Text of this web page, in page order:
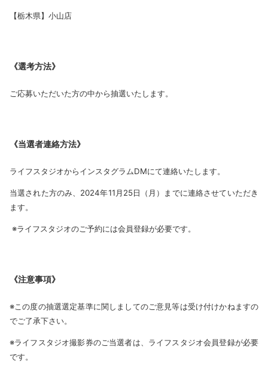
【栃木県】小山店
《選考方法》
ご応募いただいた方の中から抽選いたします。
《当選者連絡方法》
ライフスタジオからインスタグラムDMにて連絡いたします。
当選された方のみ、2024年11月25日（月）までに連絡させていただき
ます。
※ライフスタジオのご予約には会員登録が必要です。
《注意事項》
※この度の抽選選定基準に関しましてのご意見等は受け付けかねますの
でご了承下さい。
※ライフスタジオ撮影券のご当選者は、ライフスタジオ会員登録が必要
です。